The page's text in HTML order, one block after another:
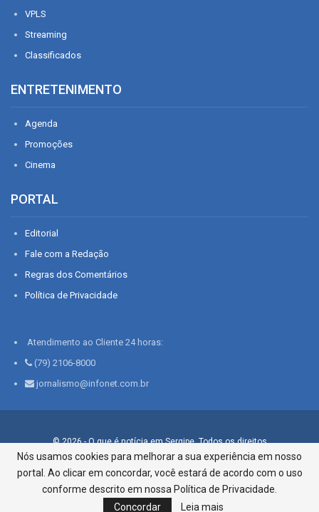
VPLS
Streaming
Classificados
ENTRETENIMENTO
Agenda
Promoções
Cinema
PORTAL
Editorial
Fale com a Redação
Regras dos Comentários
Política de Privacidade
Atendimento ao Cliente 24 horas:
(79) 2106-8000
jornalismo@infonet.com.br
© 2026 - O que é notícia em Sergipe. Todos os direitos
reservados.
Infonet - Rua Monsenhor Silveira 276, Bairro São José |
Aracaju-SE, CEP 49015-030, Fone: 79.2106.8000 - CI Centro de
Informações LTDA
Nós usamos cookies para melhorar a sua experiência em nosso
portal. Ao clicar em concordar, você estará de acordo com o uso
conforme descrito em nossa Política de Privacidade.
Concordar
Leia mais